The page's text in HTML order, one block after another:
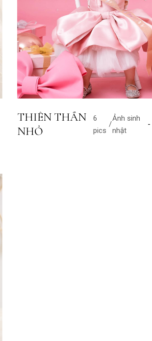
THIÊN THẦN
NHỎ
6
pics
Ảnh sinh
nhật